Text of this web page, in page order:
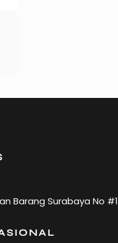
Barang Surabaya No #1